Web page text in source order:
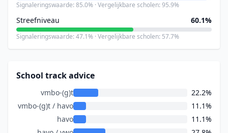
Signaleringswaarde: 85.0% · Vergelijkbare scholen: 95.9%
Streefniveau 60.1%
Signaleringswaarde: 47.1% · Vergelijkbare scholen: 57.7%
School track advice
vmbo-(g)t
22.2%
vmbo-(g)t / havo
11.1%
havo
11.1%